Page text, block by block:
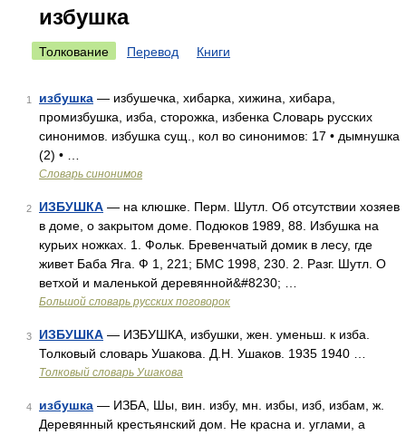
избушка
Толкование Перевод Книги
1 избушка — избушечка, хибарка, хижина, хибара,
промизбушка, изба, сторожка, избенка Словарь русских
синонимов. избушка сущ., кол во синонимов: 17 • дымнушка
(2) • …
Словарь синонимов
2 ИЗБУШКА — на клюшке. Перм. Шутл. Об отсутствии хозяев
в доме, о закрытом доме. Подюков 1989, 88. Избушка на
курьих ножках. 1. Фольк. Бревенчатый домик в лесу, где
живет Баба Яга. Ф 1, 221; БМС 1998, 230. 2. Разг. Шутл. О
ветхой и маленькой деревянной&#8230; …
Большой словарь русских поговорок
3 ИЗБУШКА — ИЗБУШКА, избушки, жен. уменьш. к изба.
Толковый словарь Ушакова. Д.Н. Ушаков. 1935 1940 …
Толковый словарь Ушакова
4 избушка — ИЗБА, Шы, вин. избу, мн. избы, изб, избам, ж.
Деревянный крестьянский дом. Не красна и. углами, а